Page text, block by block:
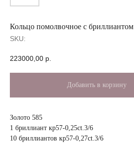
Кольцо помолвочное с бриллиантом
SKU:
223000,00 р.
Добавить в корзину
Золото 585
1 бриллиант кр57-0,25ct.3/6
10 бриллиантов кр57-0,27ct.3/6